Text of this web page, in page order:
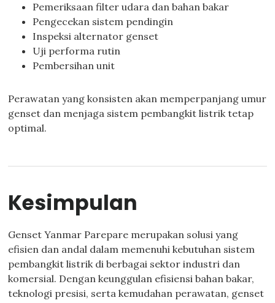
Pemeriksaan filter udara dan bahan bakar
Pengecekan sistem pendingin
Inspeksi alternator genset
Uji performa rutin
Pembersihan unit
Perawatan yang konsisten akan memperpanjang umur
genset dan menjaga sistem pembangkit listrik tetap
optimal.
Kesimpulan
Genset Yanmar Parepare merupakan solusi yang
efisien dan andal dalam memenuhi kebutuhan sistem
pembangkit listrik di berbagai sektor industri dan
komersial. Dengan keunggulan efisiensi bahan bakar,
teknologi presisi, serta kemudahan perawatan, genset